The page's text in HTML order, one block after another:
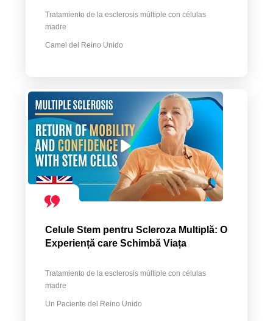
Tratamiento de la esclerosis múltiple con células
madre
Camel del Reino Unido
Celule Stem pentru Scleroza Multiplă: O
Experiență care Schimbă Viața
Tratamiento de la esclerosis múltiple con células
madre
Un Paciente del Reino Unido